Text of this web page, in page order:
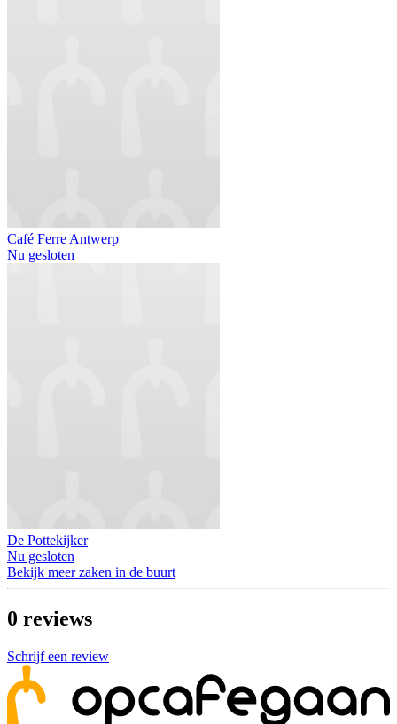
Café Ferre Antwerp
Nu gesloten
De Pottekijker
Nu gesloten
Bekijk meer zaken in de buurt
0 reviews
Schrijf een review